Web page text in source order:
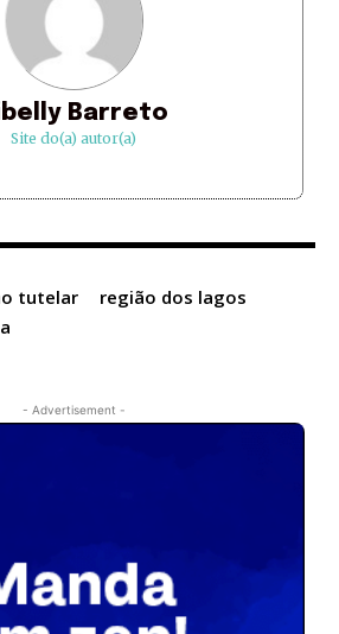
Barreto
Site do(a) autor(a)
tutelar
região dos lagos
- Advertisement -